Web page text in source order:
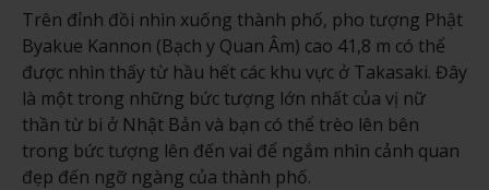
Trên đỉnh đồi nhìn xuống thành phố, pho tượng Phật
Byakue Kannon (Bạch y Quan Âm) cao 41,8 m có thể
được nhìn thấy từ hầu hết các khu vực ở Takasaki. Đây
là một trong những bức tượng lớn nhất của vị nữ
thần từ bi ở Nhật Bản và bạn có thể trèo lên bên
trong bức tượng lên đến vai để ngắm nhìn cảnh quan
đẹp đến ngỡ ngàng của thành phố.